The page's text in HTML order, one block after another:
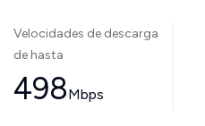
Velocidades de descarga
de hasta
498Mbps